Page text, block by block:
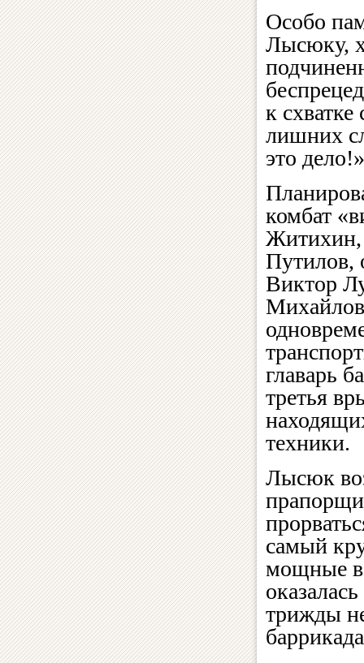
Особо
Лысюку,
к
лишних
это дело!»
комбат
Житихин,
Виктор
главарь
третья
техники.
Лысюк
самый
мощные
трижды